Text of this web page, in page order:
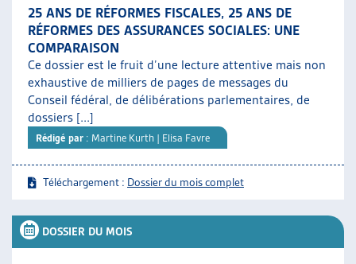
25 ANS DE RÉFORMES FISCALES, 25 ANS DE
RÉFORMES DES ASSURANCES SOCIALES: UNE
COMPARAISON
Ce dossier est le fruit d’une lecture attentive mais non
exhaustive de milliers de pages de messages du
Conseil fédéral, de délibérations parlementaires, de
dossiers [...]
Rédigé par : Martine Kurth | Elisa Favre
Téléchargement : Dossier du mois complet
DOSSIER DU MOIS